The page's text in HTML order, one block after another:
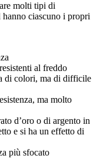
molti tipi di
ciascuno i propri
al freddo
di colori, ma di difficile
ma molto
d’oro o di argento in
e si ha un effetto di
più sfocato